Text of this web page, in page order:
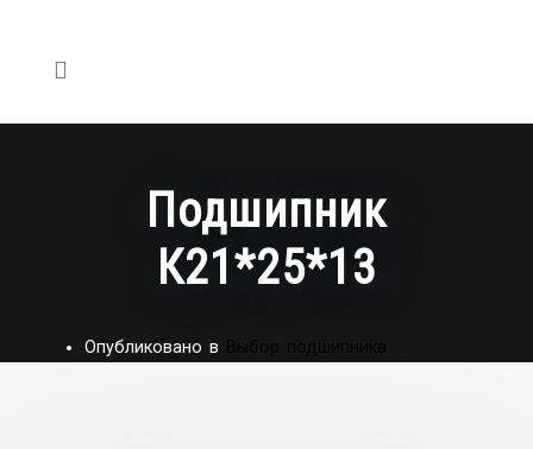
Подшипник
К21*25*13
Опубликовано в Выбор подшипника